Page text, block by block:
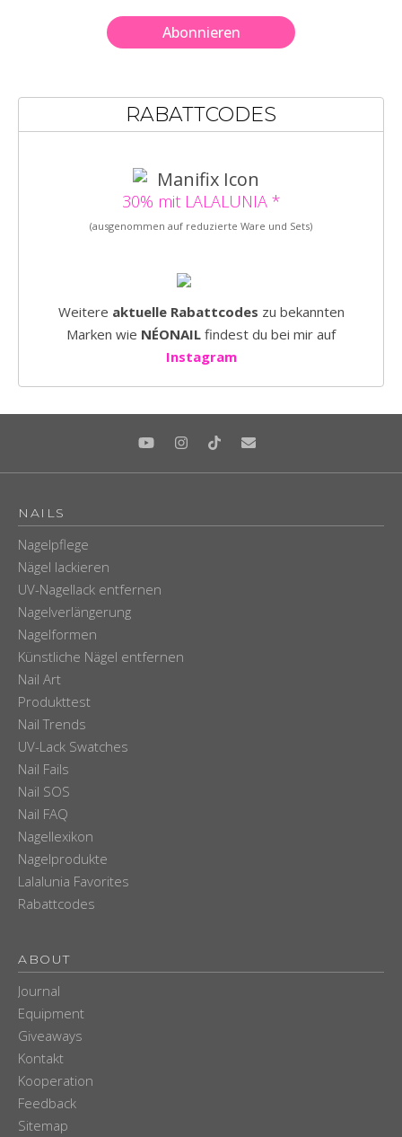
RABATTCODES
30% mit LALALUNIA *
(ausgenommen auf reduzierte Ware und Sets)
Weitere aktuelle Rabattcodes zu bekannten
Marken wie NÉONAIL findest du bei mir auf
Instagram
NAILS
Nagelpflege
Nägel lackieren
UV-Nagellack entfernen
Nagelverlängerung
Nagelformen
Künstliche Nägel entfernen
Nail Art
Produkttest
Nail Trends
UV-Lack Swatches
Nail Fails
Nail SOS
Nail FAQ
Nagellexikon
Nagelprodukte
Lalalunia Favorites
Rabattcodes
ABOUT
Journal
Equipment
Giveaways
Kontakt
Kooperation
Feedback
Sitemap